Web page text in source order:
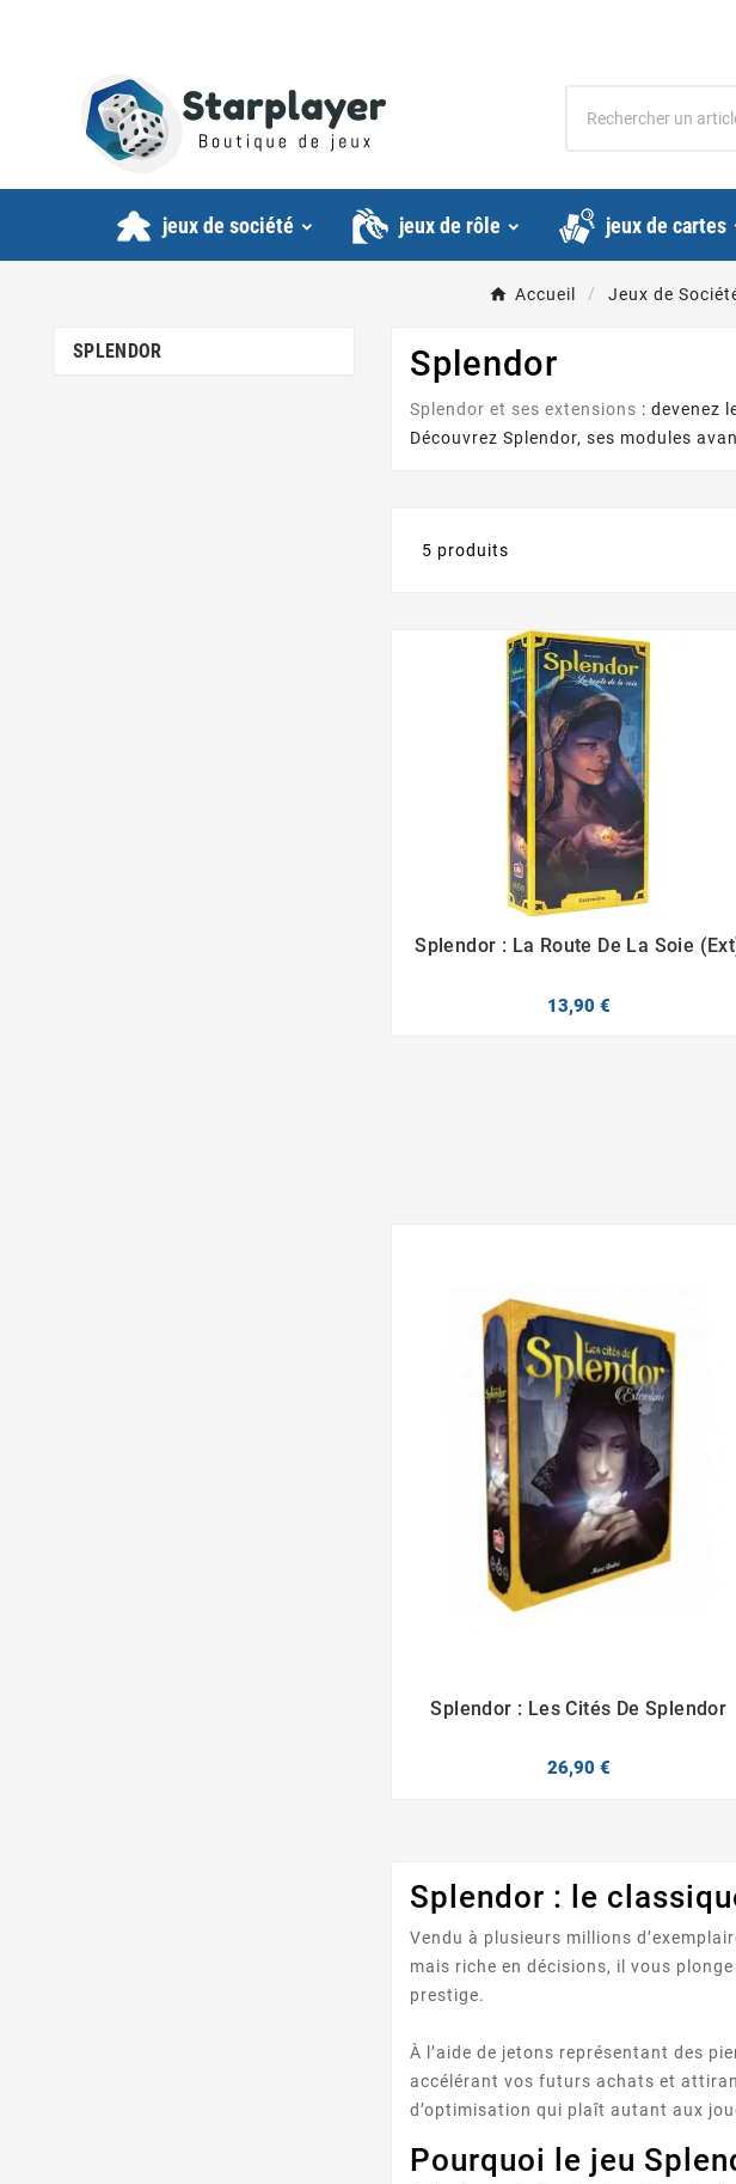
jeux de société jeux de rôle jeux de cartes
Accueil Jeux de
SPLENDOR Splendor
Splendor et ses extensions : devenez
Découvrez Splendor, ses modules
5 produits
Splendor : La Route De La Soie
13,90 €
 
Splendor : Les Cités De Splendor
26,90 €
Splendor : le
Vendu à plusieurs millions
mais riche en décisions, il vous
prestige.
À l’aide de jetons représentant des
accélérant vos futurs achats et
d’optimisation qui plaît autant aux
Pourquoi le jeu